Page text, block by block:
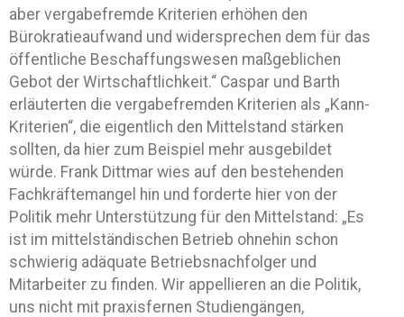
aber vergabefremde Kriterien erhöhen den
Bürokratieaufwand und widersprechen dem für das
öffentliche Beschaffungswesen maßgeblichen
Gebot der Wirtschaftlichkeit.“ Caspar und Barth
erläuterten die vergabefremden Kriterien als „Kann-
Kriterien“, die eigentlich den Mittelstand stärken
sollten, da hier zum Beispiel mehr ausgebildet
würde. Frank Dittmar wies auf den bestehenden
Fachkräftemangel hin und forderte hier von der
Politik mehr Unterstützung für den Mittelstand: „Es
ist im mittelständischen Betrieb ohnehin schon
schwierig adäquate Betriebsnachfolger und
Mitarbeiter zu finden. Wir appellieren an die Politik,
uns nicht mit praxisfernen Studiengängen,